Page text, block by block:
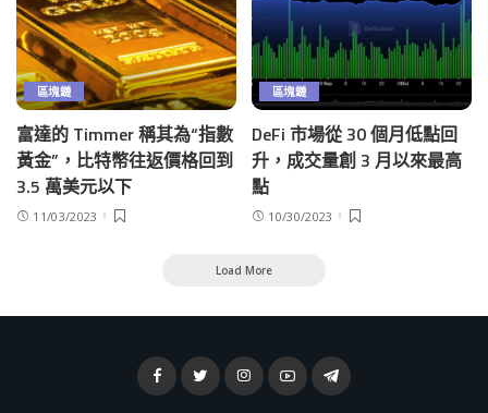
區塊鏈
富達的 Timmer 稱其為“指數
黃金”，比特幣往返價格回到
3.5 萬美元以下
11/03/2023
區塊鏈
DeFi 市場從 30 個月低點回
升，成交量創 3 月以來最高
點
10/30/2023
Load More